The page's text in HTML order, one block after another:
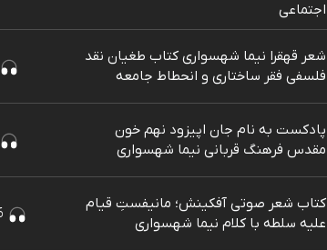
اجتماعی
شعر قهقرا نیما شهسواری کتاب طغیان نقد
فلسفی فقر ساختاری و انحطاط جامعه
پادکست به نام جان اپیزود نهم خون
مقدس فرهنگ قربانی نیما شهسواری
کتاب شعر صوتی آفکینش؛ مانیفستِ قیام
علیه سلطه با کلام نیما شهسواری